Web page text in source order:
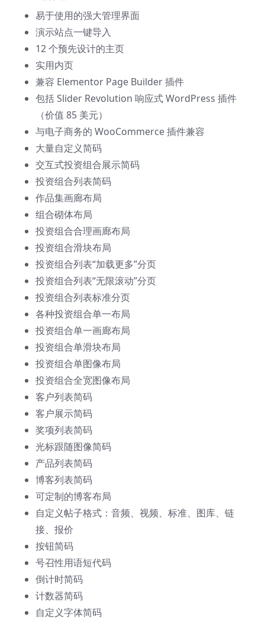
易于使用的强大管理界面
演示站点一键导入
12 个预先设计的主页
实用内页
兼容 Elementor Page Builder 插件
包括 Slider Revolution 响应式 WordPress 插件
（价值 85 美元）
与电子商务的 WooCommerce 插件兼容
大量自定义简码
交互式投资组合展示简码
投资组合列表简码
作品集画廊布局
组合砌体布局
投资组合合理画廊布局
投资组合滑块布局
投资组合列表“加载更多”分页
投资组合列表“无限滚动”分页
投资组合列表标准分页
各种投资组合单一布局
投资组合单一画廊布局
投资组合单滑块布局
投资组合单图像布局
投资组合全宽图像布局
客户列表简码
客户展示简码
奖项列表简码
光标跟随图像简码
产品列表简码
博客列表简码
可定制的博客布局
自定义帖子格式：音频、视频、标准、图库、链
接、报价
按钮简码
号召性用语短代码
倒计时简码
计数器简码
自定义字体简码